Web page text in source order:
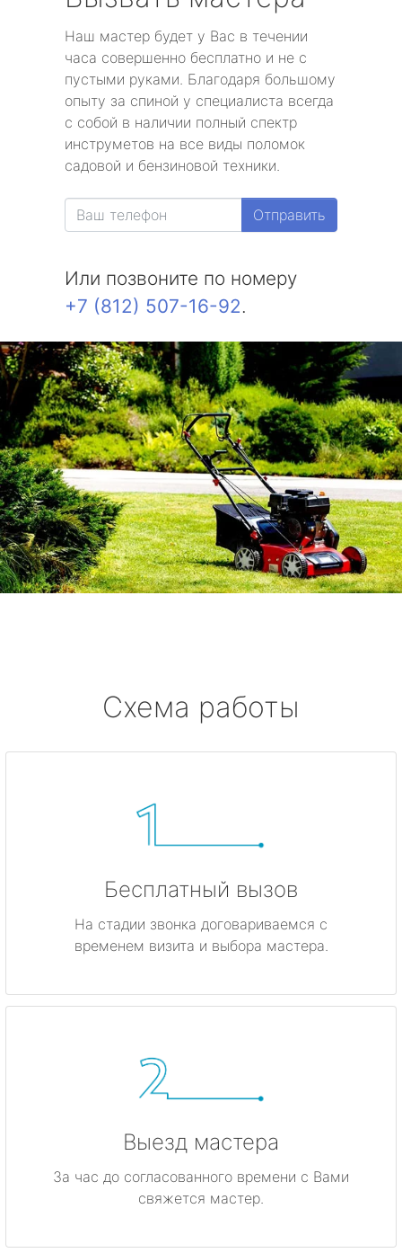
Наш мастер будет у Вас в течении
часа совершенно бесплатно и не с
пустыми руками. Благодаря большому
опыту за спиной у специалиста всегда
с собой в наличии полный спектр
инструметов на все виды поломок
садовой и бензиновой техники.
Отправить
Или позвоните по номеру
+7 (812) 507-16-92.
Схема работы
Бесплатный вызов
На стадии звонка договариваемся с
временем визита и выбора мастера.
Выезд мастера
За час до согласованного времени с Вами
свяжется мастер.